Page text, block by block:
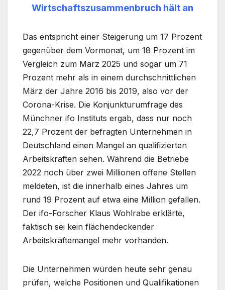
Wirtschaftszusammenbruch hält an
Das entspricht einer Steigerung um 17 Prozent
gegenüber dem Vormonat, um 18 Prozent im
Vergleich zum März 2025 und sogar um 71
Prozent mehr als in einem durchschnittlichen
März der Jahre 2016 bis 2019, also vor der
Corona-Krise. Die Konjunkturumfrage des
Münchner ifo Instituts ergab, dass nur noch
22,7 Prozent der befragten Unternehmen in
Deutschland einen Mangel an qualifizierten
Arbeitskräften sehen. Während die Betriebe
2022 noch über zwei Millionen offene Stellen
meldeten, ist die innerhalb eines Jahres um
rund 19 Prozent auf etwa eine Million gefallen.
Der ifo-Forscher Klaus Wohlrabe erklärte,
faktisch sei kein flächendeckender
Arbeitskräftemangel mehr vorhanden.
Die Unternehmen würden heute sehr genau
prüfen, welche Positionen und Qualifikationen